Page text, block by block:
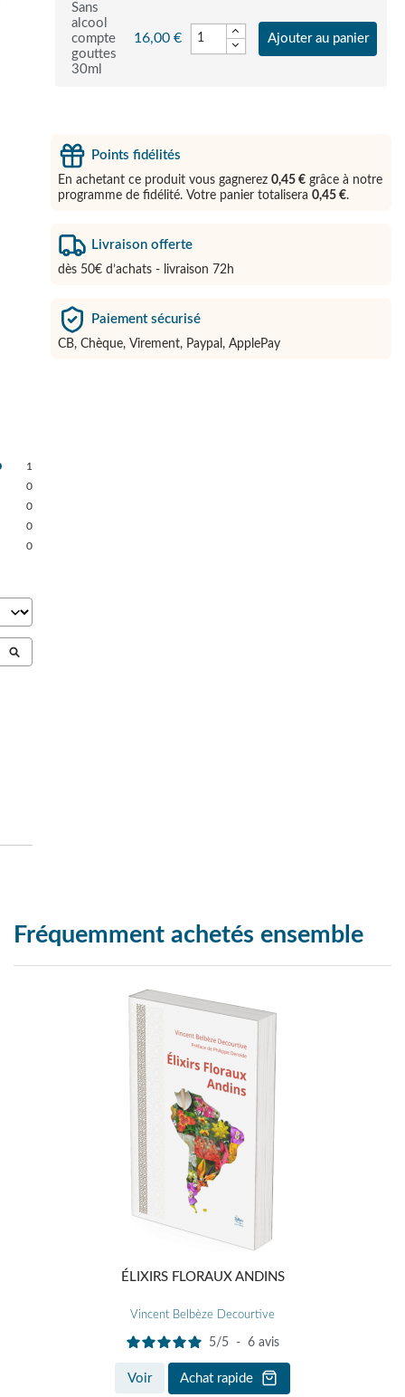
Sans
alcool
compte
gouttes
30ml
16,00 € Ajouter au panier
Points fidélités
En achetant ce produit vous gagnerez0,45 € grâce à notre
programme de fidélité. Votre panier totalisera0,45 €.
Livraison offerte
dès 50€ d’achats - livraison 72h
Paiement sécurisé
CB, Chèque, Virement, Paypal, ApplePay
1
0
0
0
0
Fréquemment achetés ensemble
ÉLIXIRS FLORAUX ANDINS
Vincent Belbèze Decourtive
5/5 - 6 avis
Voir Achat rapide